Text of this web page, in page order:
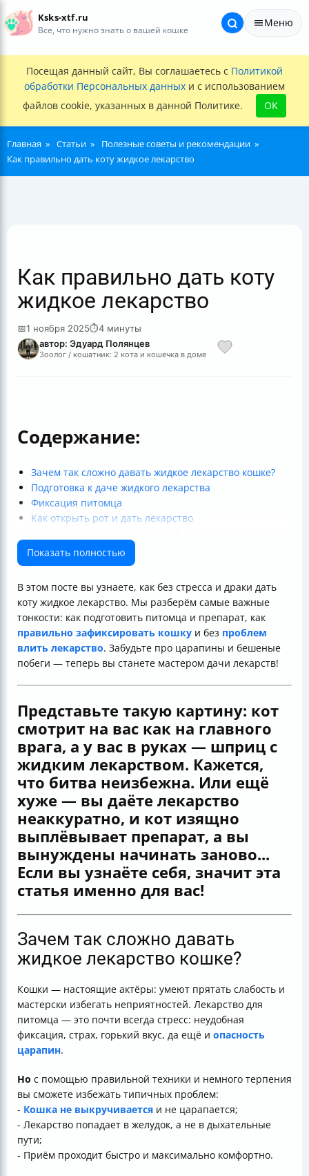
Ksks-xtf.ru
Все, что нужно знать о вашей кошке
Меню
Посещая данный сайт, Вы соглашаетесь с Политикой
обработки Персональных данных и с использованием
файлов cookie, указанных в данной Политике.
OK
Главная Статьи
Полезные советы и рекомендации
Как правильно дать коту жидкое лекарство
Как правильно дать коту
жидкое лекарство
📅1 ноября 2025⏱4 минуты
автор: Эдуард Полянцев
Зоолог / кошатник: 2 кота и кошечка в доме
Содержание:
Зачем так сложно давать жидкое лекарство кошке?
Подготовка к даче жидкого лекарства
Фиксация питомца
Как открыть рот и дать лекарство
Часто задаваемые вопросы
Не забывайте
Показать полностью
В этом посте вы узнаете, как без стресса и драки дать
коту жидкое лекарство. Мы разберём самые важные
тонкости: как подготовить питомца и препарат, как
правильно зафиксировать кошку и без проблем
влить лекарство. Забудьте про царапины и бешеные
побеги — теперь вы станете мастером дачи лекарств!
Представьте такую картину: кот
смотрит на вас как на главного
врага, а у вас в руках — шприц с
жидким лекарством. Кажется,
что битва неизбежна. Или ещё
хуже — вы даёте лекарство
неаккуратно, и кот изящно
выплёвывает препарат, а вы
вынуждены начинать заново...
Если вы узнаёте себя, значит эта
статья именно для вас!
Зачем так сложно давать
жидкое лекарство кошке?
Кошки — настоящие актёры: умеют прятать слабость и
мастерски избегать неприятностей. Лекарство для
питомца — это почти всегда стресс: неудобная
фиксация, страх, горький вкус, да ещё и опасность
царапин.
Но с помощью правильной техники и немного терпения
вы сможете избежать типичных проблем:
- Кошка не выкручивается и не царапается;
- Лекарство попадает в желудок, а не в дыхательные
пути;
- Приём проходит быстро и максимально комфортно.